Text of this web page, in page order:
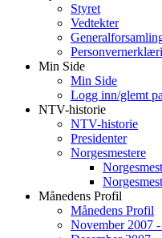
Styret
Vedtekter
Min Side
Min Side
Logg inn/glemt
NTV-historie
NTV-historie
Presidenter
Norgesmestere
Månedens Profil
Månedens Profil
November 2007